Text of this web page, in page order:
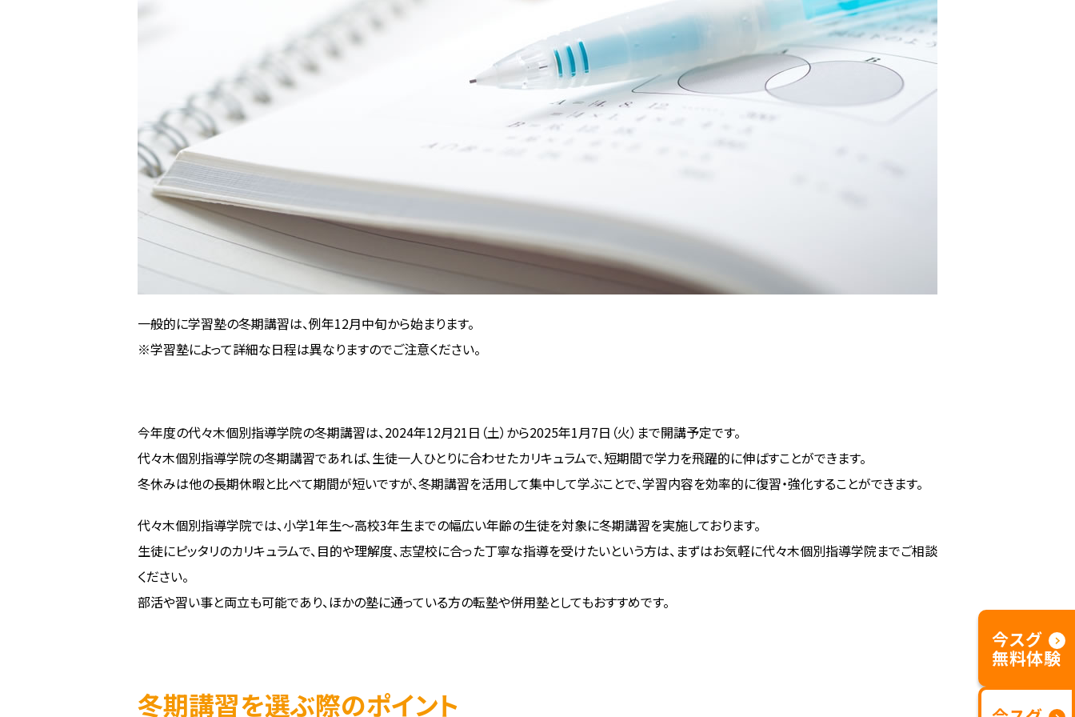
一般的に学習塾の冬期講習は、例年12月中旬から始まります。
※学習塾によって詳細な日程は異なりますのでご注意ください。
今年度の代々木個別指導学院の冬期講習は、2024年12月21日（土）から2025年1月7日（火）まで開講予定です。
代々木個別指導学院の冬期講習であれば、生徒一人ひとりに合わせたカリキュラムで、短期間で学力を飛躍的に伸ばすことができます。
冬休みは他の長期休暇と比べて期間が短いですが、冬期講習を活用して集中して学ぶことで、学習内容を効率的に復習・強化することができます。
代々木個別指導学院では、小学1年生～高校3年生までの幅広い年齢の生徒を対象に冬期講習を実施しております。
生徒にピッタリのカリキュラムで、目的や理解度、志望校に合った丁寧な指導を受けたいという方は、まずはお気軽に代々木個別指導学院までご相談
ください。
部活や習い事と両立も可能であり、ほかの塾に通っている方の転塾や併用塾としてもおすすめです。
冬期講習を選ぶ際のポイント
今スグ
無料体験